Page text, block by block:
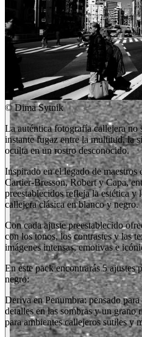
©Dima Sytnik
La auténtica fotografía callejera no
instante fugaz entre la multitud, la
oculta en un rostro desconocido.
Inspirado en el legado de
Cartier-Bresson, Robert y Capa,
preestablecidos refleja la estética
callejera clásica en blanco y negro.
Con cada ajuste preestablecido
con los tonos, los contrastes y las
imágenes intensas, emotivas e
En este pack encontrarás 5 ajustes
negro:
Deriva en Penumbra: pensado
detalles en las sombras y un grano
para ambientes callejeros sutiles y